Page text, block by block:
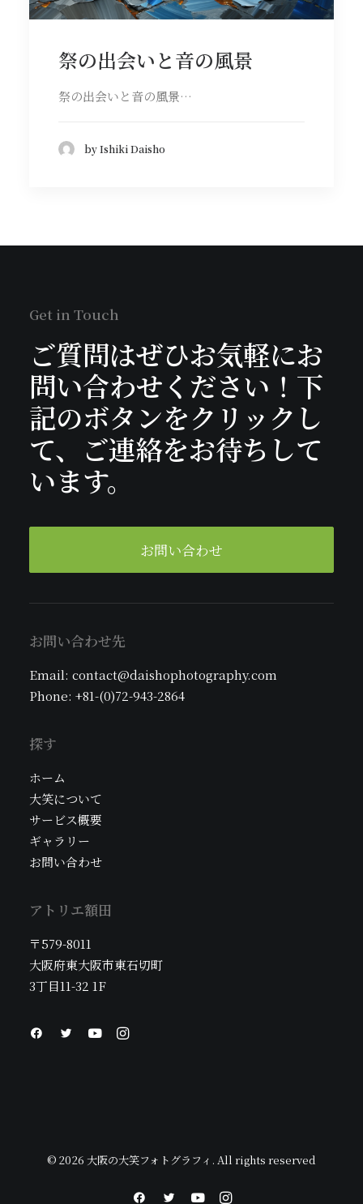
祭の出会いと音の風景
祭の出会いと音の風景…
by Ishiki Daisho
Get in Touch
ご質問はぜひお気軽にお
問い合わせください！下
記のボタンをクリックし
て、ご連絡をお待ちして
います。
お問い合わせ
お問い合わせ先
Email: contact@daishophotography.com
Phone: +81-(0)72-943-2864
探す
ホーム
大笑について
サービス概要
ギャラリー
お問い合わせ
アトリエ額田
〒579-8011
大阪府東大阪市東石切町
3丁目11-32 1F
© 2026 大阪の大笑フォトグラフィ. All rights reserved